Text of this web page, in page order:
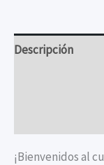
cantidad
Descripción
¡Bienvenidos al